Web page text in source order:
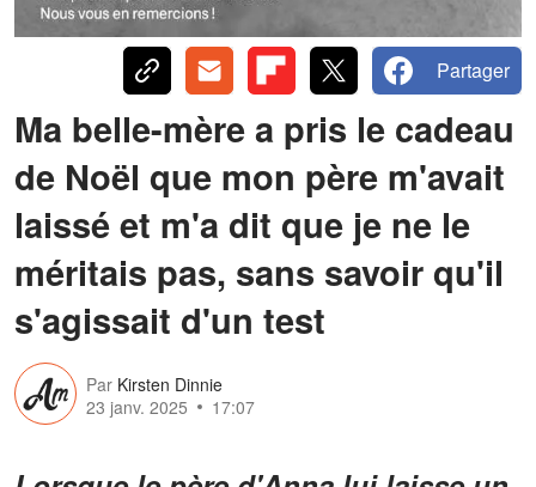
Partager
Ma belle-mère a pris le cadeau
de Noël que mon père m'avait
laissé et m'a dit que je ne le
méritais pas, sans savoir qu'il
s'agissait d'un test
Par Kirsten Dinnie
23 janv. 2025
17:07